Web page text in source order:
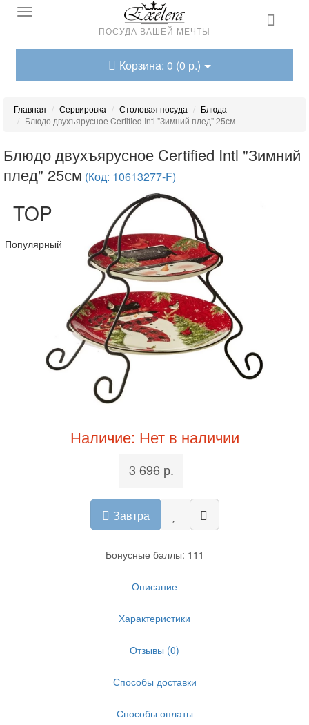
ПОСУДА ВАШЕЙ МЕЧТЫ
Корзина: 0 (0 р.)
Главная Сервировка Столовая посуда
Блюда
Блюдо двухъярусное Certified Intl "Зимний плед" 25см
Блюдо двухъярусное Certified Intl "Зимний
плед" 25см (Код: 10613277-F)
TOP
Популярный
Наличие: Нет в наличии
3 696 р.
Завтра
Бонусные баллы: 111
Описание
Характеристики
Отзывы (0)
Способы доставки
Способы оплаты